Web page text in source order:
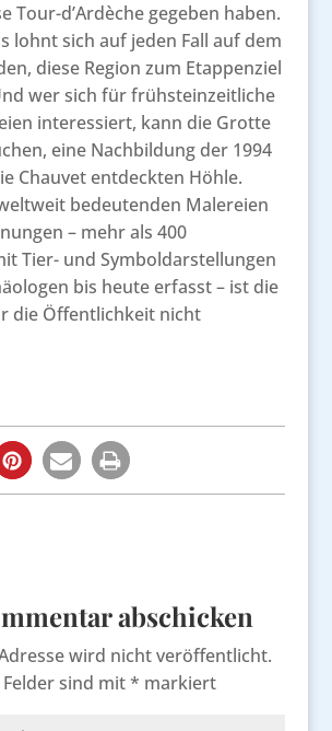
Tour-d’Ardèche gegeben haben.
lohnt sich auf jeden Fall auf dem
diese Region zum Etappenziel
wer sich für frühsteinzeitliche
interessiert, kann die Grotte
eine Nachbildung der 1994
Chauvet entdeckten Höhle.
bedeutenden Malereien
– mehr als 400
Tier- und Symboldarstellungen
bis heute erfasst – ist die
die Öffentlichkeit nicht
abschicken
wird nicht veröffentlicht.
sind mit* markiert